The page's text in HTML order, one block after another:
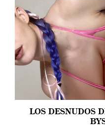
LOS DESNUDOS